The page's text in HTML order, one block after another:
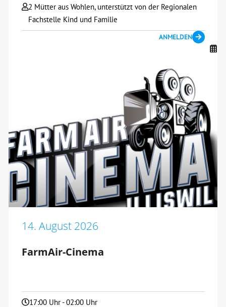
2 Mütter aus Wohlen, unterstützt von der Regionalen
Fachstelle Kind und Familie
ANMELDEN
14. August 2026
FarmAir-Cinema
17:00 Uhr - 02:00 Uhr